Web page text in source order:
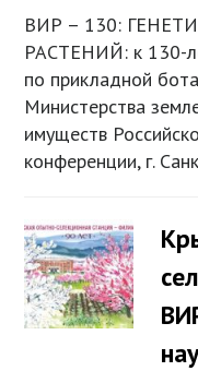
ВИР – 130:
РАСТЕНИЙ: к 130-
по прикладной
Министерства
имуществ
конференции, г.